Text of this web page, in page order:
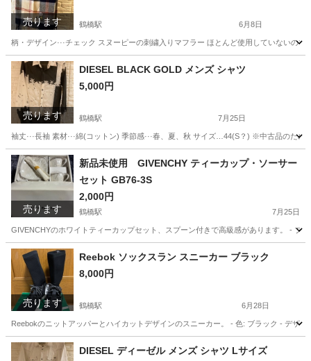
売ります 鶴橋駅 6月8日
柄・デザイン···チェック スヌーピーの刺繍入りマフラー ほとんど使用していないの
大阪 大阪市 スヌーピー
売ります
DIESEL BLACK GOLD メンズ シャツ
5,000円
鶴橋駅 7月25日
袖丈···長袖 素材···綿(コットン) 季節感···春、夏、秋 サイズ…44(S？) ※中古品のため
大阪 大阪市 鶴橋駅
売ります
新品未使用 GIVENCHY ティーカップ・ソーサー
セット GB76-3S
2,000円
鶴橋駅 7月25日
GIVENCHYのホワイトティーカップセット、スプーン付きで高級感があります。 - ブ
大阪 大阪市 食器 GIVENCHY
売ります
Reebok ソックスラン スニーカー ブラック
8,000円
鶴橋駅 6月28日
Reebokのニットアッパーとハイカットデザインのスニーカー。 - 色: ブラック - デザ
大阪 大阪市 Reebok
DIESEL ディーゼル メンズ シャツ Lサイズ